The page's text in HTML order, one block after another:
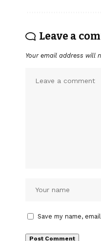
Leave a
Your email address will
Save my name,